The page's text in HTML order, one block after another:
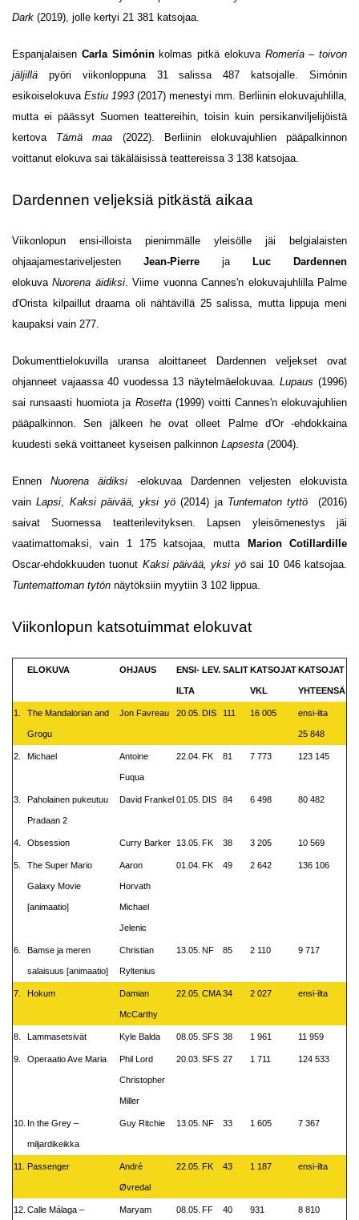
Dark (2019), jolle kertyi 21 381 katsojaa.
Espanjalaisen Carla Simóninkolmas pitkä elokuva Romería – toivon
jäljillä pyöri viikonloppuna 31 salissa 487 katsojalle. Simónin
esikoiselokuva Estiu 1993 (2017) menestyi mm. Berliinin elokuvajuhlilla,
mutta ei päässyt Suomen teattereihin, toisin kuin persikanviljelijöistä
kertova Tämä maa (2022). Berliinin elokuvajuhlien pääpalkinnon
voittanut elokuva sai täkäläisissä teattereissa 3 138 katsojaa.
Dardennen veljeksiä pitkästä aikaa
Viikonlopun ensi-illoista pienimmälle yleisölle jäi belgialaisten
ohjaajamestariveljesten Jean-Pierre ja Luc
Dardennen
elokuvaNuorena äidiksi. Viime vuonna Cannes'n elokuvajuhlilla Palme
d'Orista kilpaillut draama oli nähtävillä 25 salissa, mutta lippuja meni
kaupaksi vain 277.
Dokumenttielokuvilla uransa aloittaneet Dardennen veljekset ovat
ohjanneet vajaassa 40 vuodessa 13 näytelmäelokuvaa.Lupaus(1996)
sai runsaasti huomiota ja Rosetta(1999) voitti Cannes'n elokuvajuhlien
pääpalkinnon. Sen jälkeen he ovat olleet Palme d'Or -ehdokkaina
kuudesti sekä voittaneet kyseisen palkinnon Lapsesta (2004).
EnnenNuorena äidiksi -elokuvaa Dardennen veljesten elokuvista
vainLapsi, Kaksi päivää, yksi yö(2014) ja Tuntematon tyttö(2016)
saivat Suomessa teatterilevityksen. Lapsen yleisömenestys jäi
vaatimattomaksi, vain 1 175 katsojaa, mutta
Marion Cotillardille
Oscar-ehdokkuuden tuonut Kaksi päivää, yksi yösai 10 046 katsojaa.
Tuntemattoman tytön näytöksiin myytiin 3 102 lippua.
Viikonlopun katsotuimmat elokuvat
ELOKUVA OHJAUS ENSI-
ILTA
LEV. SALITKATSOJAT
VKL
KATSOJAT
YHTEENSÄ
1. The Mandalorian and
Grogu
Jon Favreau 20.05. DIS 111 16 005 ensi-ilta
25 848
2. Michael Antoine
Fuqua
22.04. FK 81 7 773 123 145
3. Paholainen pukeutuu
Pradaan 2
David Frankel 01.05. DIS 84 6 498 80 482
4. Obsession Curry Barker 13.05. FK 38 3 205 10 569
5. The Super Mario
Galaxy Movie
[animaatio]
Aaron
Horvath
Michael
Jelenic
01.04. FK 49 2 642 136 106
6. Bamse ja meren
salaisuus [animaatio]
Christian
Ryltenius
13.05. NF 85 2 110 9 717
7. Hokum Damian
McCarthy
22.05. CMA34 2 027 ensi-ilta
8. Lammasetsivät Kyle Balda 08.05. SFS 38 1 961 11 959
9. Operaatio Ave Maria Phil Lord
Christopher
Miller
20.03. SFS 27 1 711 124 533
10. In the Grey –
miljardikeikka
Guy Ritchie 13.05. NF 33 1 605 7 367
11. Passenger André
Øvredal
22.05. FK 43 1 187 ensi-ilta
12. Calle Málaga – Maryam 08.05. FF 40 931 8 810